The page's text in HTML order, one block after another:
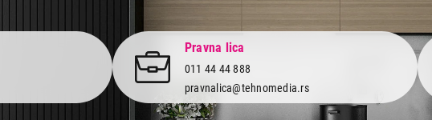
uslovi kupovine, bez skrivenih troškova sa garancijom vrhunskog kvaliteta.
odgovara i do 24 rate bez kamate, kao i brzu i sigurnu dostavu do kućnog praga.
Pravna lica
011 44 44 888
pravnalica@tehnomedia.rs